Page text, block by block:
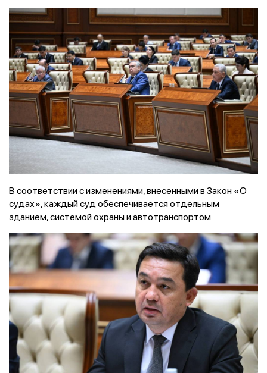
В соответствии с изменениями, внесенными в Закон «О
судах», каждый суд обеспечивается отдельным
зданием, системой охраны и автотранспортом.